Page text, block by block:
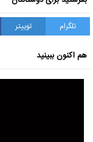
تلگرام توییتر
هم اکنون ببینید